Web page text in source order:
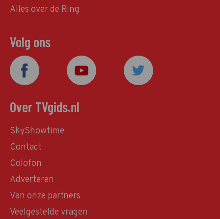
Alles over de Ring
Volg ons
Over TVgids.nl
SkyShowtime
Contact
Colofon
Adverteren
Van onze partners
Veelgestelde vragen